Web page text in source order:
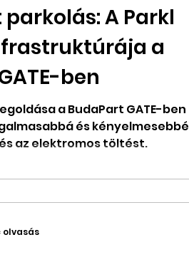
A Parkl
a
ben
a BudaPart GATE-ben
és kényelmesebbé
az elektromos töltést.
olvasás